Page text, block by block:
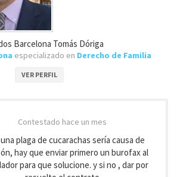
Barcelona Tomás Dóriga
especializado en Derecho de Familia
VER PERFIL
Contestado hace un mes
plaga de cucarachas sería causa de
hay que enviar primero un burofax al
para que solucione. y si no , dar por